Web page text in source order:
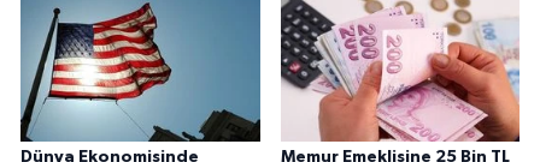
Dünya Ekonomisinde
Memur Emeklisine 25 Bin TL